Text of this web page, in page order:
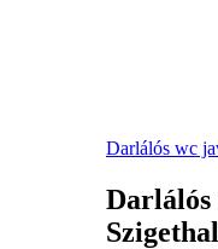
Darlálós wc
Darlálós